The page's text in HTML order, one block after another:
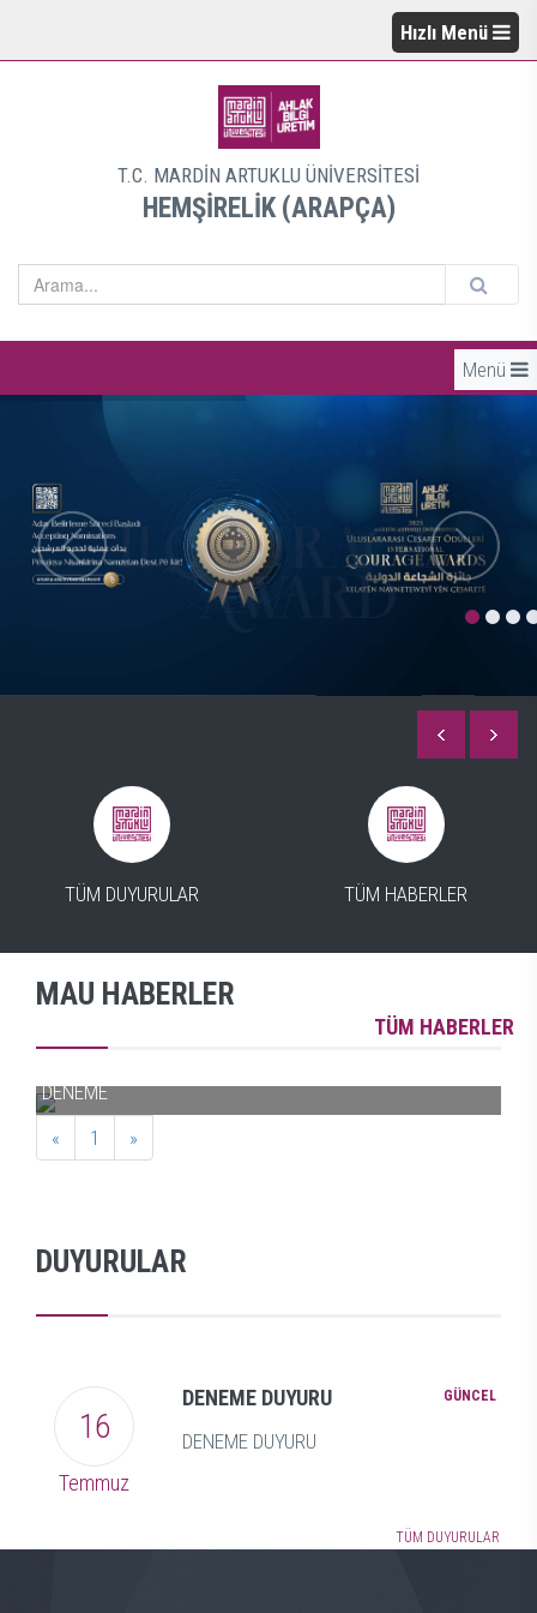
Hızlı Menü
T.C. MARDİN ARTUKLU ÜNİVERSİTESİ
HEMŞİRELİK (ARAPÇA)
Menü
TÜM DUYURULAR TÜM HABERLER
MAU HABERLER
DENEME
DENEME
«
1 »
TÜM HABERLER
DUYURULAR
16
Temmuz
DENEME DUYURU GÜNCEL
DENEME DUYURU
TÜM DUYURULAR